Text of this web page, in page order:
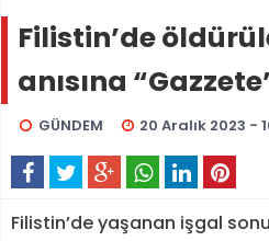
Filistin’de
anısına
GÜNDEM 20 Aralık 2023 -
Filistin’de yaşanan işgal